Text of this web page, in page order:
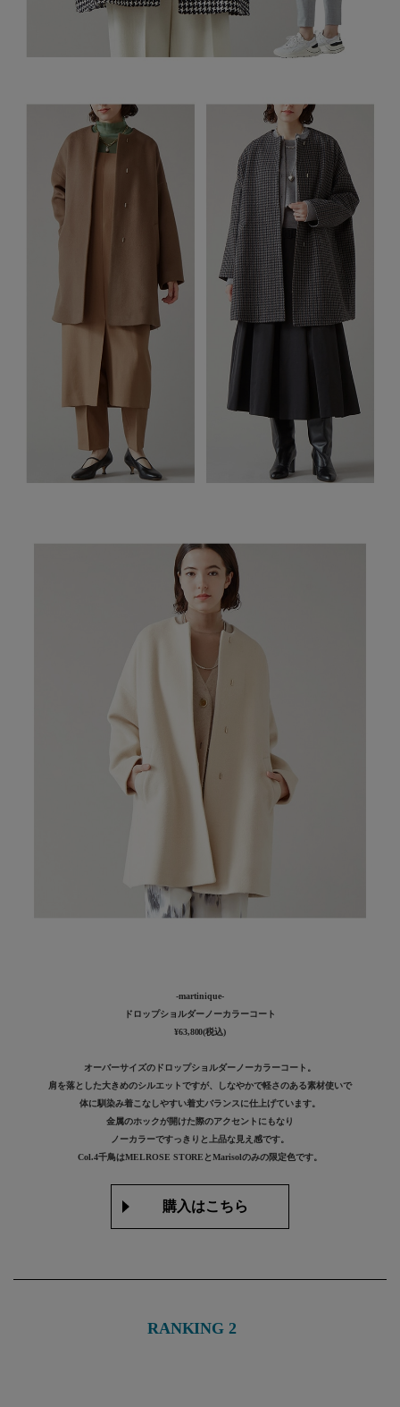
-martinique-
ドロップショルダーノーカラーコート
¥63,800(税込)
オーバーサイズのドロップショルダーノーカラーコート。
肩を落とした大きめのシルエットですが、しなやかで軽さのある素材使いで
体に馴染み着こなしやすい着丈バランスに仕上げています。
金属のホックが開けた際のアクセントにもなり
ノーカラーですっきりと上品な見え感です。
Col.4千鳥はMELROSE STOREとMarisolのみの限定色です。
購入はこちら
RANKING 2